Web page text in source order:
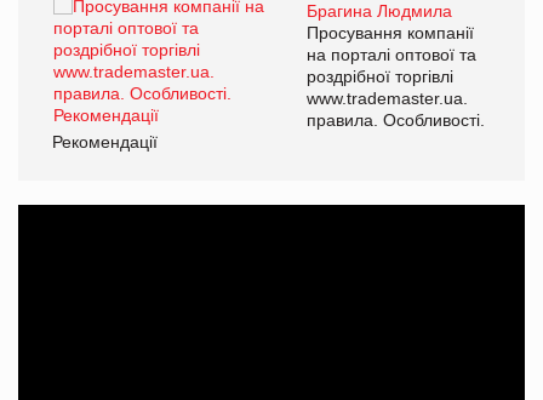
Брагина Людмила
Просування компанії
на порталі оптової та
роздрібної торгівлі
www.trademaster.ua.
правила. Особливості.
Рекомендації